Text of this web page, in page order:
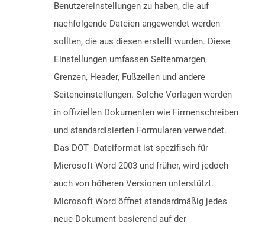
Benutzereinstellungen zu haben, die auf
nachfolgende Dateien angewendet werden
sollten, die aus diesen erstellt wurden. Diese
Einstellungen umfassen Seitenmargen,
Grenzen, Header, Fußzeilen und andere
Seiteneinstellungen. Solche Vorlagen werden
in offiziellen Dokumenten wie Firmenschreiben
und standardisierten Formularen verwendet.
Das DOT -Dateiformat ist spezifisch für
Microsoft Word 2003 und früher, wird jedoch
auch von höheren Versionen unterstützt.
Microsoft Word öffnet standardmäßig jedes
neue Dokument basierend auf der